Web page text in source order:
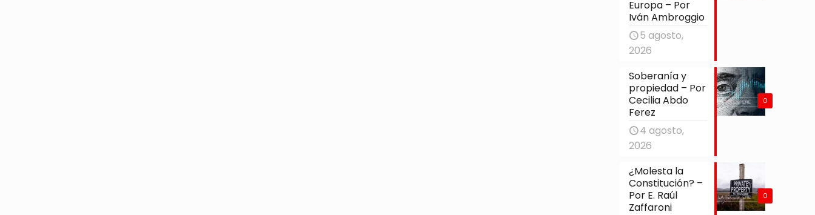
Europa – Por
Iván Ambroggio
5 agosto,
2026
0
Soberanía y
propiedad – Por
Cecilia Abdo
Ferez
4 agosto,
2026
0
¿Molesta la
Constitución? –
Por E. Raúl
Zaffaroni